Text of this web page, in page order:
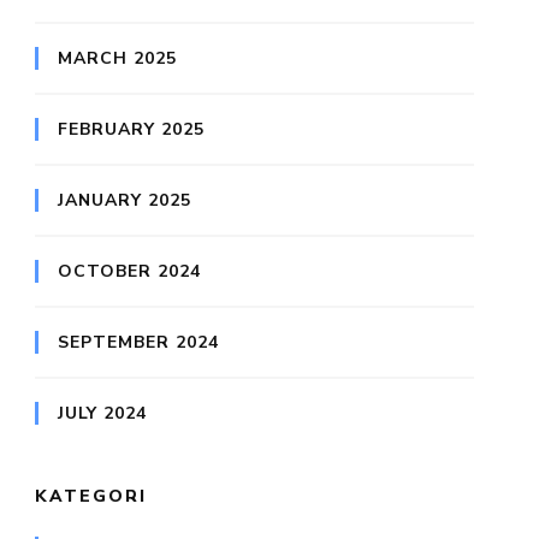
MARCH 2025
FEBRUARY 2025
JANUARY 2025
OCTOBER 2024
SEPTEMBER 2024
JULY 2024
KATEGORI